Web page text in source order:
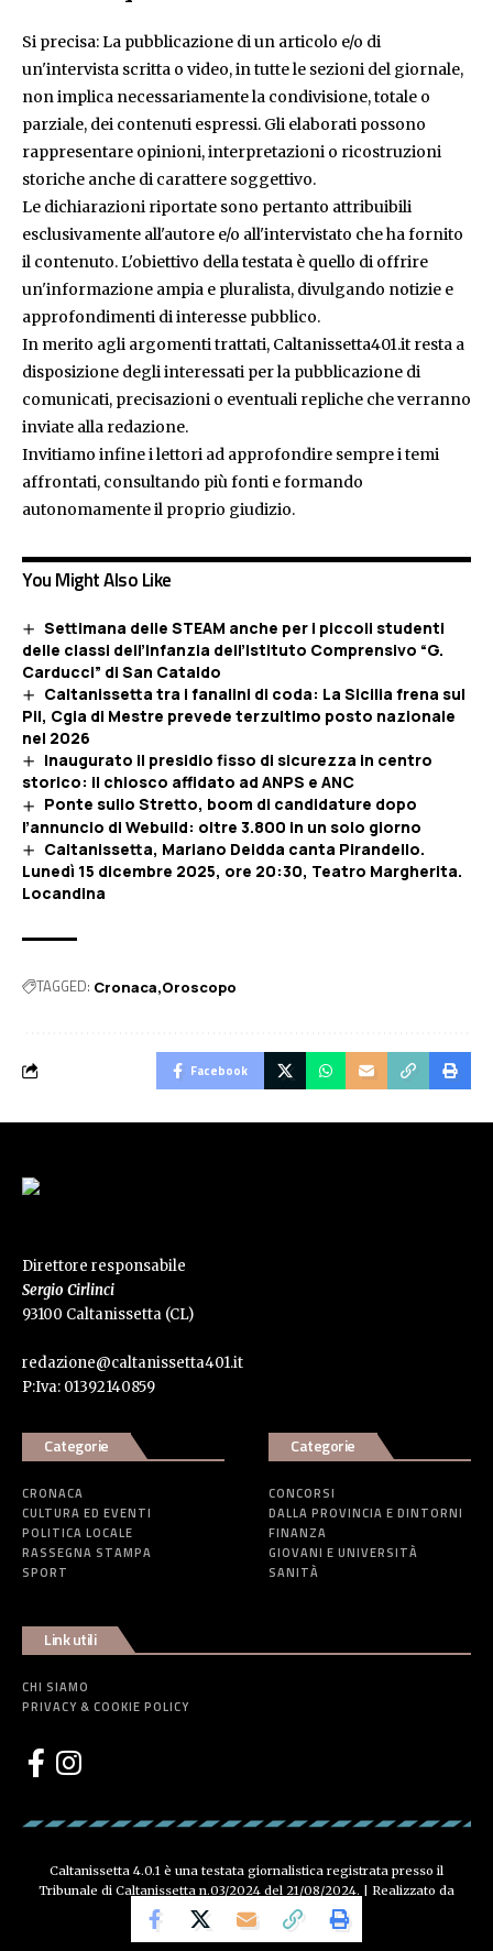
Si precisa: La pubblicazione di un articolo e/o di
un'intervista scritta o video, in tutte le sezioni del giornale,
non implica necessariamente la condivisione, totale o
parziale, dei contenuti espressi. Gli elaborati possono
rappresentare opinioni, interpretazioni o ricostruzioni
storiche anche di carattere soggettivo.
Le dichiarazioni riportate sono pertanto attribuibili
esclusivamente all'autore e/o all'intervistato che ha fornito
il contenuto. L'obiettivo della testata è quello di offrire
un'informazione ampia e pluralista, divulgando notizie e
approfondimenti di interesse pubblico.
In merito agli argomenti trattati, Caltanissetta401.it resta a
disposizione degli interessati per la pubblicazione di
comunicati, precisazioni o eventuali repliche che verranno
inviate alla redazione.
Invitiamo infine i lettori ad approfondire sempre i temi
affrontati, consultando più fonti e formando
autonomamente il proprio giudizio.
You Might Also Like
Settimana delle STEAM anche per i piccoli studenti
delle classi dell’Infanzia dell’Istituto Comprensivo “G.
Carducci” di San Cataldo
Caltanissetta tra i fanalini di coda: La Sicilia frena sul
Pil, Cgia di Mestre prevede terzultimo posto nazionale
nel 2026
Inaugurato il presidio fisso di sicurezza in centro
storico: il chiosco affidato ad ANPS e ANC
Ponte sullo Stretto, boom di candidature dopo
l’annuncio di Webuild: oltre 3.800 in un solo giorno
Caltanissetta, Mariano Deidda canta Pirandello.
Lunedì 15 dicembre 2025, ore 20:30, Teatro Margherita.
Locandina
TAGGED: Cronaca Oroscopo
Facebook
Direttore responsabile
Sergio Cirlinci
93100 Caltanissetta (CL)
redazione@caltanissetta401.it
P:Iva: 01392140859
Categorie
CRONACA
CULTURA ED EVENTI
POLITICA LOCALE
RASSEGNA STAMPA
SPORT
Categorie
CONCORSI
DALLA PROVINCIA E DINTORNI
FINANZA
GIOVANI E UNIVERSITÀ
SANITÀ
Link utili
CHI SIAMO
PRIVACY & COOKIE POLICY
Caltanissetta 4.0.1 è una testata giornalistica registrata presso il
Tribunale di Caltanissetta n.03/2024 del 21/08/2024. | Realizzato da
Creative Agency